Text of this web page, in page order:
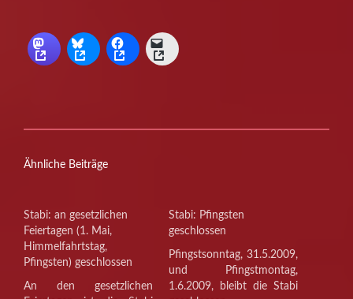
Ähnliche Beiträge
Stabi: an gesetzlichen
Feiertagen (1. Mai,
Himmelfahrtstag,
Pfingsten) geschlossen
An den gesetzlichen
Stabi: Pfingsten
geschlossen
Pfingstsonntag, 31.5.2009,
und Pfingstmontag,
1.6.2009, bleibt die Stabi